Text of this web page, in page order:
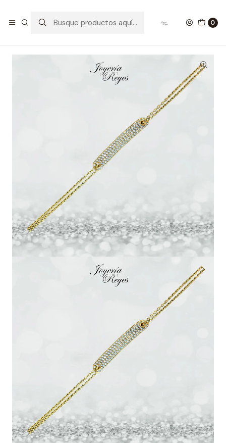
0
Pulsera piocha de Oro Amarillo 18 kilates con circones,
fabricación Italiana 2.47 grs, 19 cm- COPIAR